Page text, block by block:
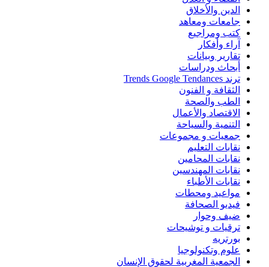
الدين والأخلاق
جامعات ومعاهد
كتب ومراجيع
آراء وأفكار
تقارير وبيانات
أبحاث ودراسات
ترند Trends Google Tendances
الثقافة و الفنون
الطب والصحة
الاقتصاد والأعمال
التنمية والسياحة
جمعيات و مجموعات
نقابات التعليم
نقابات المحامين
نقابات المهندسين
نقابات الأطباء
مواعيد ومحطات
فيديو الصحافة
ضيف وحوار
ترقيات و توشيحات
بورتريه
علوم وتكنولوجيا
الجمعية المغربية لحقوق الإنسان